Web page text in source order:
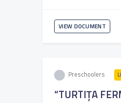
VIEW DOCUMENT
Preschoolers
“TURTIȚA